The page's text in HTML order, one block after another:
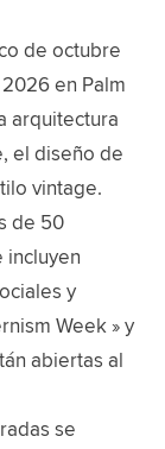
de octubre
en Palm
arquitectura
el diseño de
vintage.
de 50
incluyen
y
Week » y
abiertas al
se